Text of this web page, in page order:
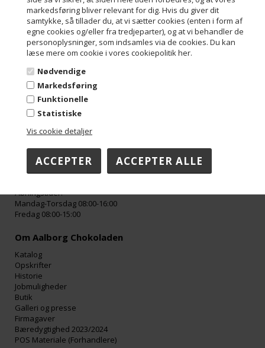
markedsføring bliver relevant for dig. Hvis du giver dit
samtykke, så tillader du, at vi sætter cookies (enten i form af
egne cookies og/eller fra tredjeparter), og at vi behandler de
personoplysninger, som indsamles via de cookies. Du kan
læse mere om cookie i vores cookiepolitik her.
Nødvendige
Markedsføring
Funktionelle
Statistiske
Vis cookie detaljer
Varenr.:266
Kontakt
Aalborg Chokoladen ApS
Troensevej 4M
9220 Aalborg Øst
Danmark
Mail: info@aalborgchokoladen.dk
Mail: faktura@aalborgchokoladen.dk
Cvr/Se-nummer: 29842957
Åbningstider:
Mandag-Torsdag 08:00-16:00
Fredag 08:00-15:00
Om Aalborg Chokoladen
Katalog
Opskrifter
Historie
Jobmuligheder
Butik
Galleri og presse
Firmagaver
Bæredygtighed 2023/2024
POS Materiale (Forhandlere)